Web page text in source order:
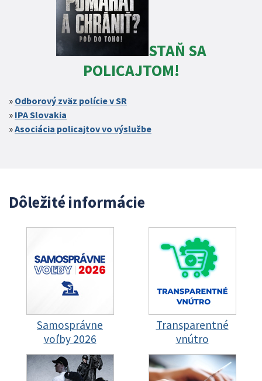
STAŇ SA
POLICAJTOM!
Odborový zväz polície v SR
IPA Slovakia
Asociácia policajtov vo výslužbe
Dôležité informácie
Samosprávne
voľby 2026
Transparentné
vnútro